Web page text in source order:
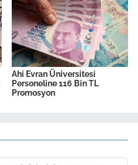
Ahi Evran Üniversitesi
Personeline 116 Bin TL
Promosyon